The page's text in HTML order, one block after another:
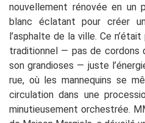
nouvellement rénovée en un
blanc éclatant pour créer
l’asphalte de la ville. Ce
traditionnel — pas de cordons
son grandioses — juste
rue, où les mannequins se
circulation dans une
minutieusement orchestrée.